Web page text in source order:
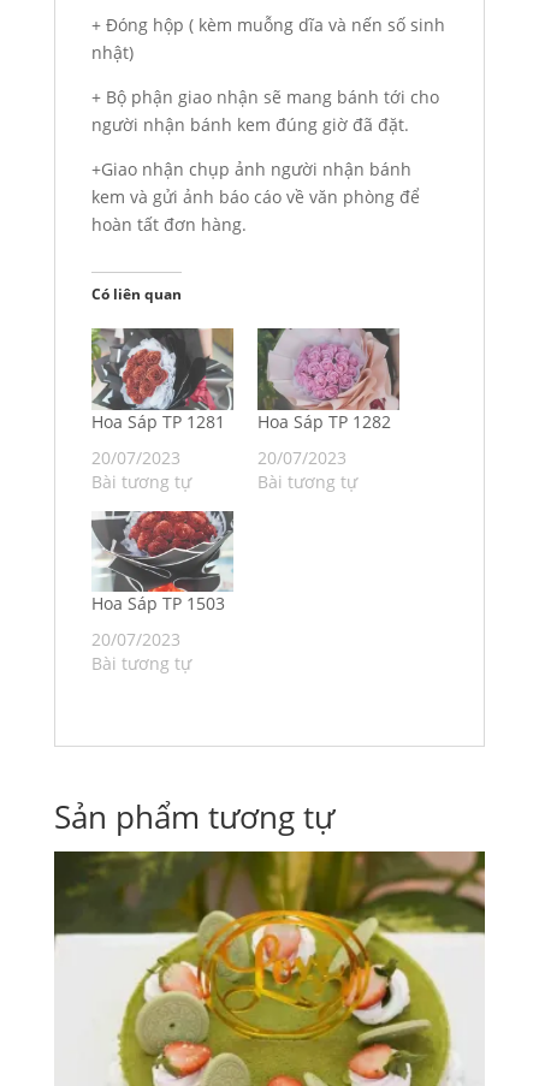
+ Đóng hộp ( kèm muỗng dĩa và nến số sinh
nhật)
+ Bộ phận giao nhận sẽ mang bánh tới cho
người nhận bánh kem đúng giờ đã đặt.
+Giao nhận chụp ảnh người nhận bánh
kem và gửi ảnh báo cáo về văn phòng để
hoàn tất đơn hàng.
Có liên quan
Hoa Sáp TP 1281
20/07/2023
Bài tương tự
Hoa Sáp TP 1282
20/07/2023
Bài tương tự
Hoa Sáp TP 1503
20/07/2023
Bài tương tự
Sản phẩm tương tự